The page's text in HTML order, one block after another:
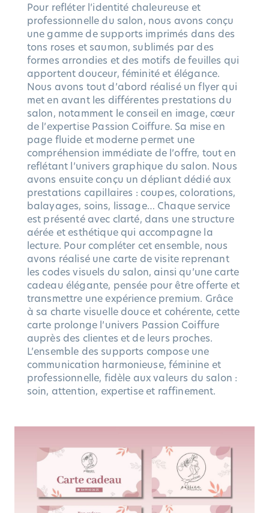
Pour refléter l’identité chaleureuse et
professionnelle du salon, nous avons conçu
une gamme de supports imprimés dans des
tons roses et saumon, sublimés par des
formes arrondies et des motifs de feuilles qui
apportent douceur, féminité et élégance.
Nous avons tout d’abord réalisé un flyer qui
met en avant les différentes prestations du
salon, notamment le conseil en image, cœur
de l’expertise Passion Coiffure. Sa mise en
page fluide et moderne permet une
compréhension immédiate de l’offre, tout en
reflétant l’univers graphique du salon. Nous
avons ensuite conçu un dépliant dédié aux
prestations capillaires : coupes, colorations,
balayages, soins, lissage… Chaque service
est présenté avec clarté, dans une structure
aérée et esthétique qui accompagne la
lecture. Pour compléter cet ensemble, nous
avons réalisé une carte de visite reprenant
les codes visuels du salon, ainsi qu’une carte
cadeau élégante, pensée pour être offerte et
transmettre une expérience premium. Grâce
à sa charte visuelle douce et cohérente, cette
carte prolonge l’univers Passion Coiffure
auprès des clientes et de leurs proches.
L’ensemble des supports compose une
communication harmonieuse, féminine et
professionnelle, fidèle aux valeurs du salon :
soin, attention, expertise et raffinement.